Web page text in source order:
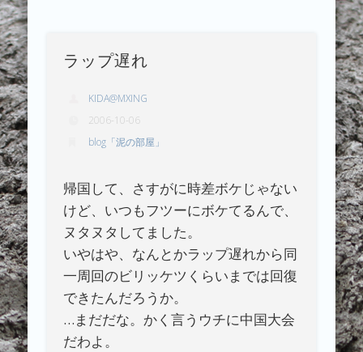
ラップ遅れ
KIDA@MXING
2006-10-06
blog「泥の部屋」
帰国して、さすがに時差ボケじゃない
けど、いつもフツーにボケてるんで、
ヌタヌタしてました。
いやはや、なんとかラップ遅れから同
一周回のビリッケツくらいまでは回復
できたんだろうか。
…まだだな。かく言うウチに中国大会
だわよ。